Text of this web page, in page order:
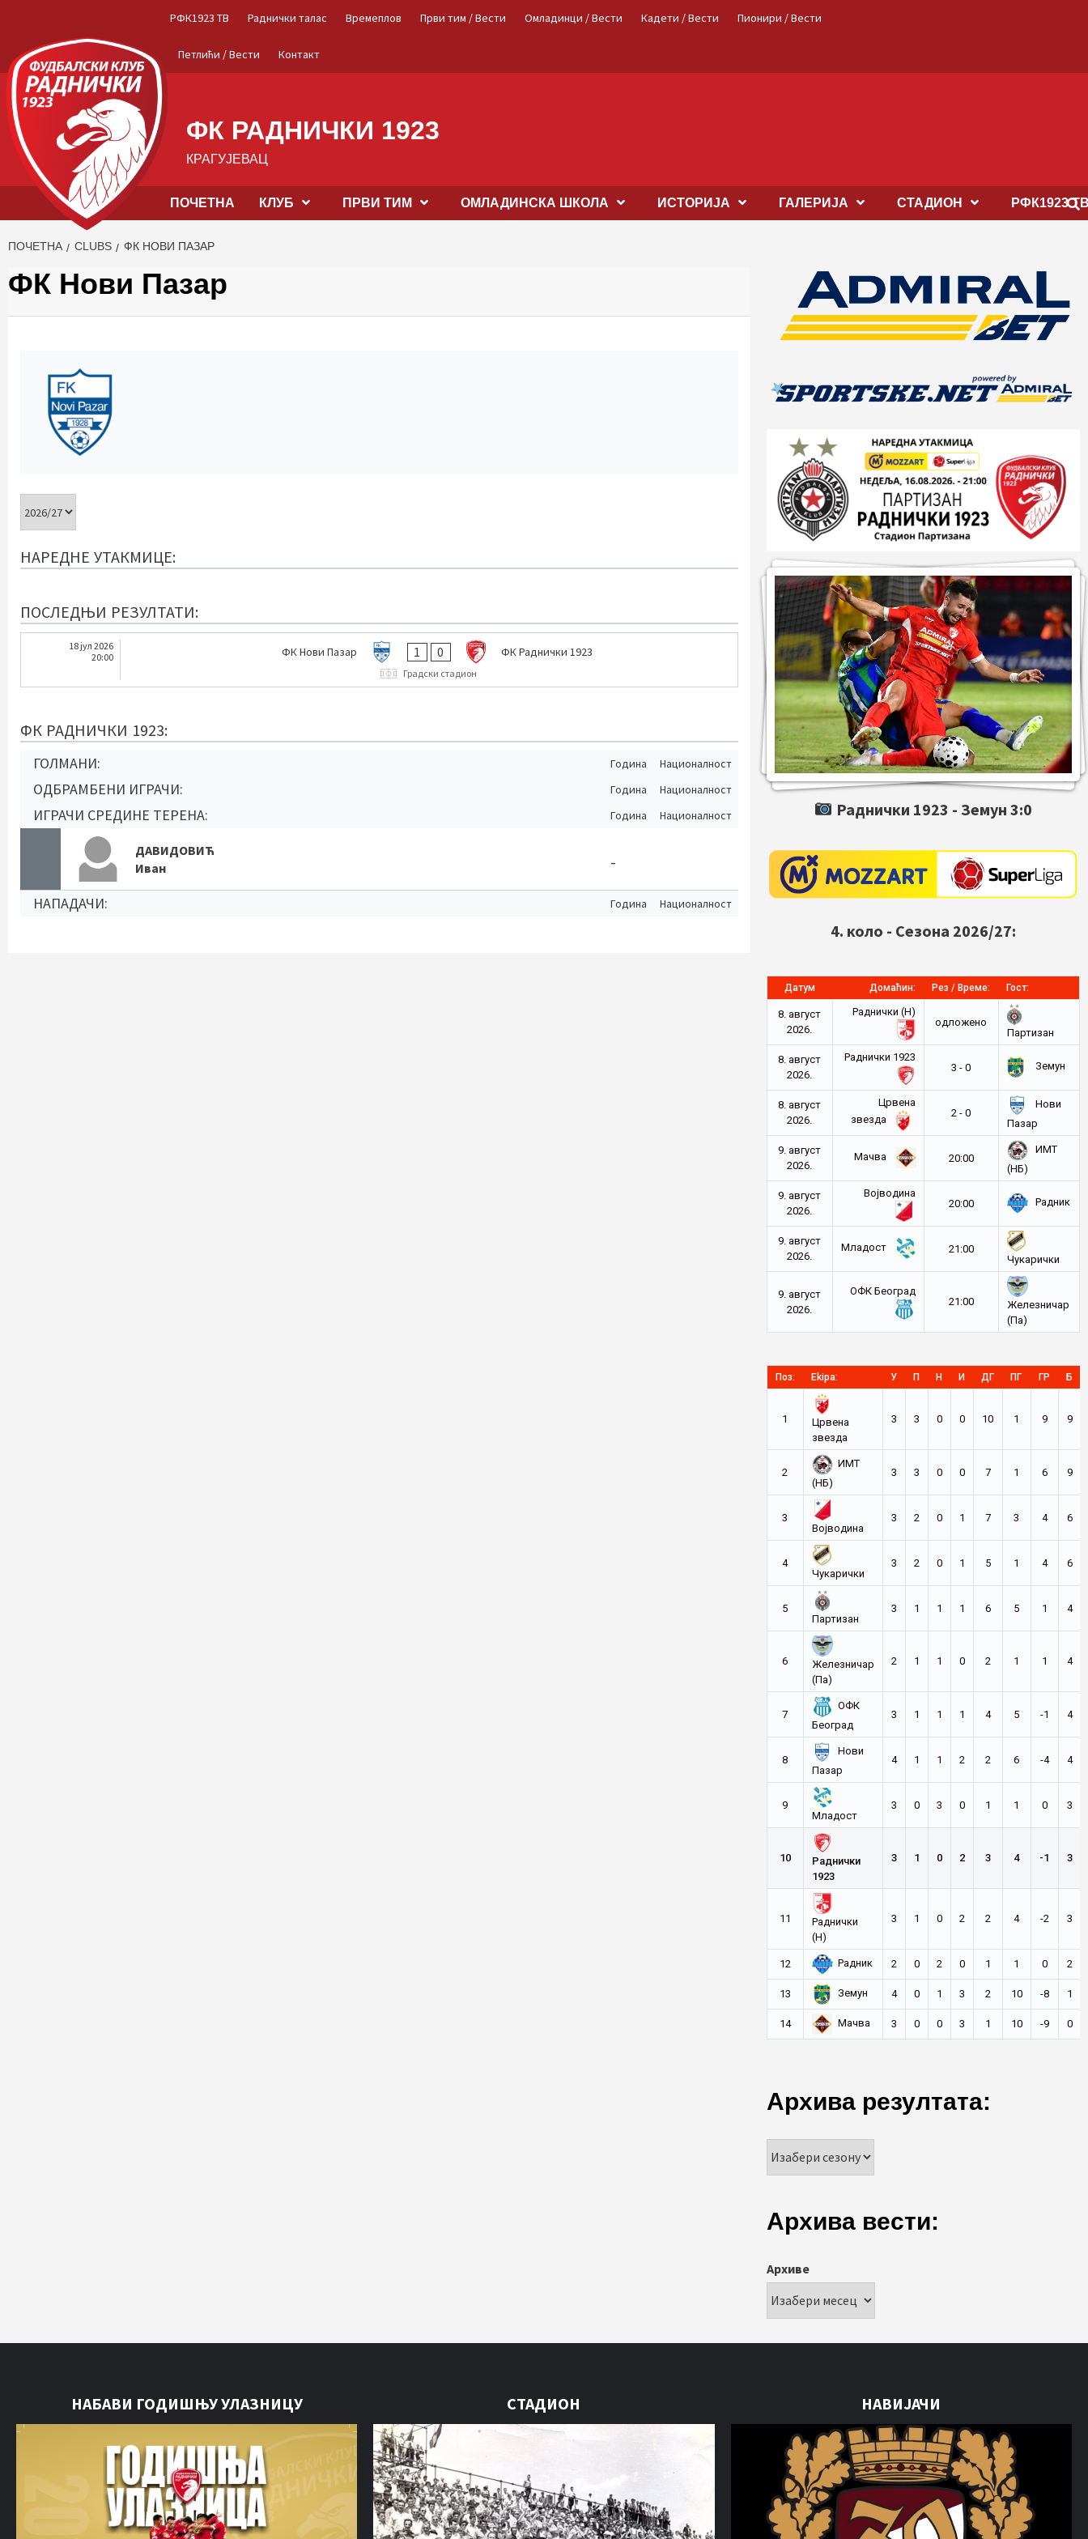
content
РФК1923 ТВ Раднички талас Времеплов Први тим / Вести Омладинци / Вести Кадети / Вести Пионири / Вести
Петлићи / Вести Контакт
ФК РАДНИЧКИ 1923
КРАГУЈЕВАЦ
ПОЧЕТНА КЛУБ ПРВИ ТИМ OМЛАДИНСКА ШКОЛА ИСТОРИЈА ГАЛЕРИЈА СТАДИОН РФК1923
ПОЧЕТНА CLUBS ФК НОВИ ПАЗАР
ФК Нови Пазар
НАРЕДНЕ УТАКМИЦЕ:
ПОСЛЕДЊИ РЕЗУЛТАТИ:
18 јул 2026
20:00
ФК Нови Пазар 1 0 ФК Раднички 1923
Градски стадион
ФК РАДНИЧКИ 1923:
ГОЛМАНИ: Година Националност
ОДБРАМБЕНИ ИГРАЧИ: Година Националност
ИГРАЧИ СРЕДИНЕ ТЕРЕНА: Година Националност
ДАВИДОВИЋ
Иван
-
НАПАДАЧИ: Година Националност
Раднички 1923 - Земун 3:0
4. коло - Сезона 2026/27:
Датум Домаћин: Рез / Време: Гост:
8. август
2026.
Раднички (Н)
oдложено
Партизан
8. август
2026.
Раднички 1923
3 - 0
Земун
8. август
2026.
Црвена
звезда
2 - 0
Нови
Пазар
9. август
2026.
Мачва 20:00
ИМТ
(НБ)
9. август
2026.
Војводина
20:00
Радник
9. август
2026.
Младост
21:00
Чукарички
9. август
2026.
ОФК Београд
21:00
Железничар
(Па)
Поз: Ekipa: У П Н И ДГ ПГ ГР Б
1
Црвена
звезда
3 3 0 0 10 1 9 9
2
ИМТ
(НБ)
3 3 0 0 7 1 6 9
3
Војводина
3 2 0 1 7 3 4 6
4
Чукарички
3 2 0 1 5 1 4 6
5
Партизан
3 1 1 1 6 5 1 4
6
Железничар
(Па)
2 1 1 0 2 1 1 4
7
ОФК
Београд
3 1 1 1 4 5 -1 4
8
Нови
Пазар
4 1 1 2 2 6 -4 4
9
Младост
3 0 3 0 1 1 0 3
10
Раднички
1923
3 1 0 2 3 4 -1 3
11
Раднички
(Н)
3 1 0 2 2 4 -2 3
12 Радник 2 0 2 0 1 1 0 2
13 Земун 4 0 1 3 2 10 -8 1
14 Мачва 3 0 0 3 1 10 -9 0
Архива резултата:
Архива вести:
Архиве
НАБАВИ ГОДИШЊУ УЛАЗНИЦУ СТАДИОН НАВИЈАЧИ